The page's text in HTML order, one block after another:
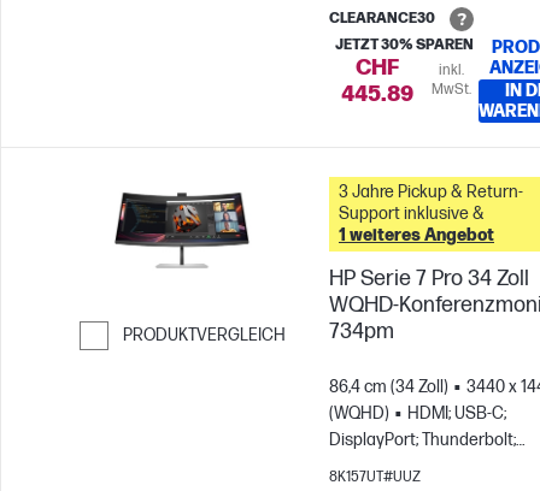
CLEARANCE30
JETZT 30% SPAREN
CHF
445.89
inkl.
MwSt.
IN
PRODUKTVERGLEICH
3 Jahre Pickup & Return-
Support inklusive &
1 weiteres Angebot
HP Serie 7 Pro 34 Zoll
WQHD-
734pm
86,4 cm (34 Zoll)
3440 x
(WQHD)
HDMI; USB-C;
DisplayPort; Thunderbolt;
DisplayPort out
8K157UT#UUZ